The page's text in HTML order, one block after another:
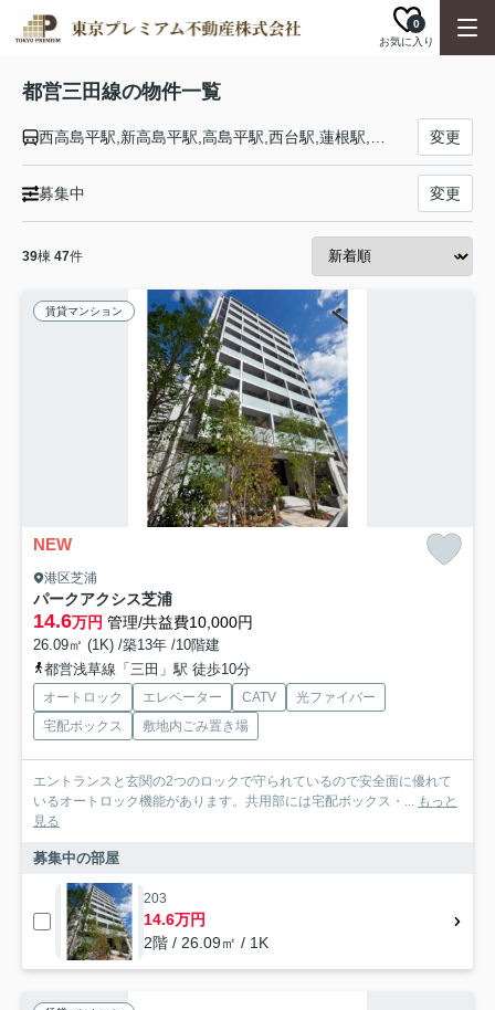
お気に入り
0
都営三田線の物件一覧
変更
募集中 変更
39棟 47件
賃貸マンション
NEW
港区芝浦
パークアクシス芝浦
14.6万円 管理/共益費10,000円
26.09㎡ (1K) /築13年 /10階建
都営浅草線「三田」駅 徒歩10分
オートロック エレベーター CATV
光ファイバー
宅配ボックス
敷地内ごみ置き場
エントランスと玄関の2つのロックで守られているので安全面に優れて
いるオートロック機能があります。共用部には宅配ボックス・... もっと
見る
募集中の部屋
203
14.6万円
2階 / 26.09㎡ / 1K